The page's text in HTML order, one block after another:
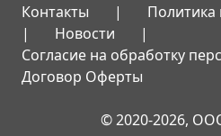
Контакты |
Политика
|
Новости
|
Согласие на обработку
Договор Оферты
© 2020-2026,